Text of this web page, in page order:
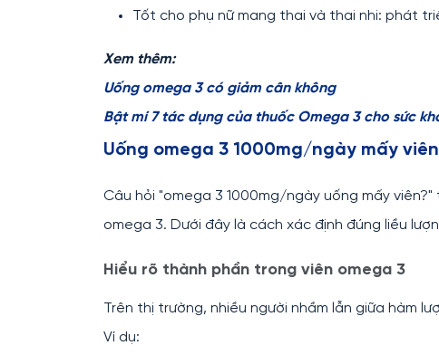
Tốt cho phụ nữ mang thai và thai nhi: phát
Xem thêm:
Uống omega 3 có giảm cân không
Bật mí 7 tác dụng của thuốc Omega 3 cho sức
Uống omega 3 1000mg/ngày mấy
Câu hỏi "omega 3 1000mg/ngày uống mấy
omega 3. Dưới đây là cách xác định đúng liều
Hiểu rõ thành phần trong viên omega 3
Trên thị trường, nhiều người nhầm lẫn giữa hàm
Ví dụ: